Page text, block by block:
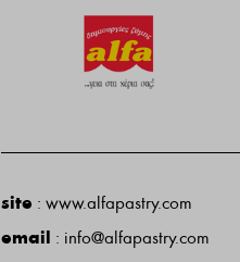
site : www.alfapastry.com
email : info@alfapastry.com